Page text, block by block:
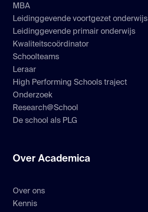
MBA
Leidinggevende voortgezet onderwijs
Leidinggevende primair onderwijs
Kwaliteitscoördinator
Schoolteams
Leraar
High Performing Schools traject
Onderzoek
Research@School
De school als PLG
Over Academica
Over ons
Kennis